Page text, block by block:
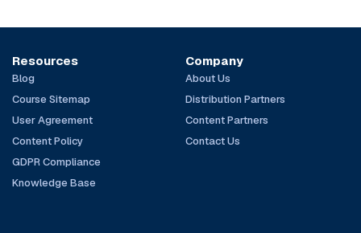
Resources
Blog
Course Sitemap
User Agreement
Content Policy
GDPR Compliance
Knowledge Base
Company
About Us
Distribution Partners
Content Partners
Contact Us